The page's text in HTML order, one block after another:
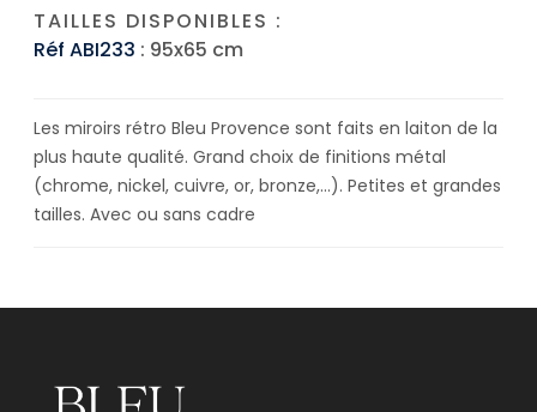
TAILLES DISPONIBLES :
Réf ABI233 : 95x65 cm
Les miroirs rétro Bleu Provence sont faits en laiton de la
plus haute qualité. Grand choix de finitions métal
(chrome, nickel, cuivre, or, bronze,…). Petites et grandes
tailles. Avec ou sans cadre